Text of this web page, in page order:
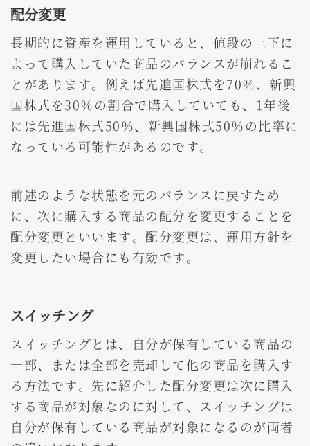
配分変更
長期的に資産を運用していると、値段の上下に
よって購入していた商品のバランスが崩れるこ
とがあります。例えば先進国株式を70％、新興
国株式を30％の割合で購入していても、1年後
には先進国株式50％、新興国株式50％の比率に
なっている可能性があるのです。
前述のような状態を元のバランスに戻すため
に、次に購入する商品の配分を変更することを
配分変更といいます。配分変更は、運用方針を
変更したい場合にも有効です。
スイッチング
スイッチングとは、自分が保有している商品の
一部、または全部を売却して他の商品を購入す
る方法です。先に紹介した配分変更は次に購入
する商品が対象なのに対して、スイッチングは
自分が保有している商品が対象になるのが両者